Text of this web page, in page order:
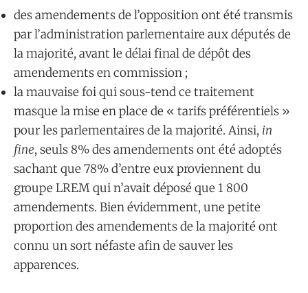
des amendements de l’opposition ont été transmis
par l’administration parlementaire aux députés de
la majorité, avant le délai final de dépôt des
amendements en commission ;
la mauvaise foi qui sous-tend ce traitement
masque la mise en place de « tarifs préférentiels »
pour les parlementaires de la majorité. Ainsi, in
fine, seuls 8% des amendements ont été adoptés
sachant que 78% d’entre eux proviennent du
groupe LREM qui n’avait déposé que 1 800
amendements. Bien évidemment, une petite
proportion des amendements de la majorité ont
connu un sort néfaste afin de sauver les
apparences.